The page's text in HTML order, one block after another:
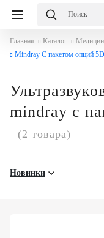
Главная Каталог
Mindray С пакетом опций 5D
mindray с
(2 товара)
Новинки